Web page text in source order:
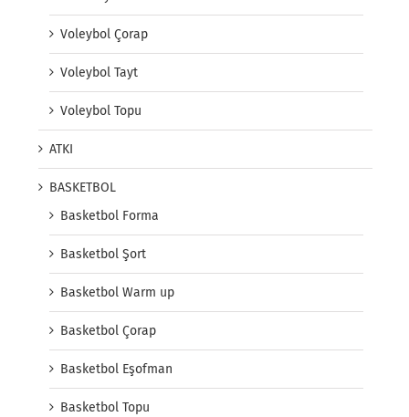
Voleybol Çorap
Voleybol Tayt
Voleybol Topu
ATKI
BASKETBOL
Basketbol Forma
Basketbol Şort
Basketbol Warm up
Basketbol Çorap
Basketbol Eşofman
Basketbol Topu